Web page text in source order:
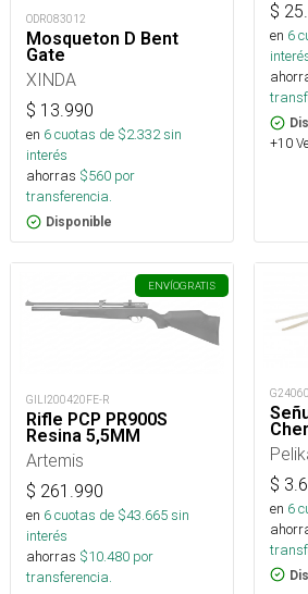
ODR083012
Mosqueton D Bent
Gate
XINDA
$ 13.990
en 6cuotas de $2.332sin
interés
ahorras $560 por
transferencia.
Disponible
$
en 6
+10
ENVÍOGRATIS
GILI200420FE-R
Rifle PCP PR900S
Resina 5,5MM
Artemis
$ 261.990
en 6cuotas de $43.665sin
interés
ahorras $10.480 por
transferencia.
$
en 6